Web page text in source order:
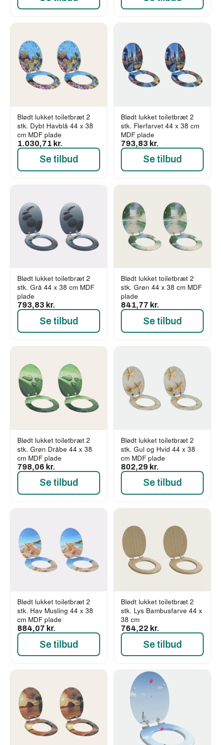
Blødt lukket toiletbræt 2
stk. Dybt Havblå 44 x 38
cm MDF plade
1.030,71 kr.
Se tilbud
Blødt lukket toiletbræt 2
stk. Flerfarvet 44 x 38 cm
MDF plade
793,83 kr.
Se tilbud
Blødt lukket toiletbræt 2
stk. Grå 44 x 38 cm MDF
plade
793,83 kr.
Se tilbud
Blødt lukket toiletbræt 2
stk. Grøn 44 x 38 cm MDF
plade
841,77 kr.
Se tilbud
Blødt lukket toiletbræt 2
stk. Grøn Dråbe 44 x 38
cm MDF plade
798,06 kr.
Se tilbud
Blødt lukket toiletbræt 2
stk. Gul og Hvid 44 x 38
cm MDF plade
802,29 kr.
Se tilbud
Blødt lukket toiletbræt 2
stk. Hav Musling 44 x 38
cm MDF plade
884,07 kr.
Se tilbud
Blødt lukket toiletbræt 2
stk. Lys Bambusfarve 44 x
38 cm
764,22 kr.
Se tilbud